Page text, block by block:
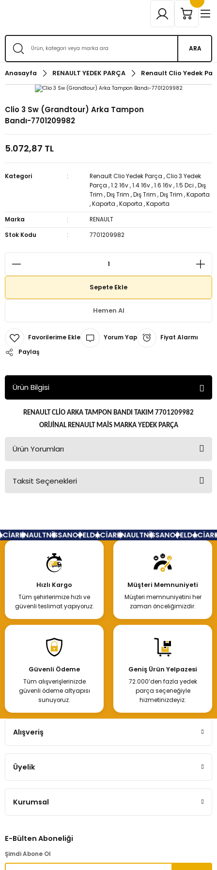
ARA
Anasayfa RENAULT YEDEK PARÇA Renault Clio Yedek
Clio 3 Sw (Grandtour) Arka Tampon
Bandı-7701209982
5.072,87 TL
Kategori Renault Clio Yedek Parça ,Clio 3 Yedek
Parça ,1.2 16v ,1.4 16v ,1.6 16v ,1.5 Dci ,Dış
Trim ,Dış Trim ,Dış Trim ,Dış Trim ,Kaporta
,Kaporta ,Kaporta ,Kaporta
Marka
RENAULT
Stok Kodu
7701209982
Sepete Ekle
Hemen Al
Yorum Yap
Fiyat Alarmı
Paylaş
Ürün Bilgisi
RENAULT CLİO ARKA TAMPON BANDI TAKIM 7701209982
ORİJİNAL RENAULT MAİS MARKA YEDEK PARÇA
Ürün Yorumları
Taksit Seçenekleri
RENAULTNİSSANOPELDACİARENAULTNİSSANOPELDACİA
Hızlı Kargo
Tüm şehirlerimize hızlı ve
güvenli teslimat yapıyoruz.
Müşteri Memnuniyeti
Müşteri memnuniyetini her
zaman önceliğimizdir.
Güvenli Ödeme
Tüm alışverişlerinizde
güvenli ödeme altyapısı
sunuyoruz.
Geniş Ürün Yelpazesi
72.000’den fazla yedek
parça seçeneğiyle
hizmetinizdeyiz.
Alışveriş
Üyelik
Kurumsal
E-Bülten Aboneliği
Şimdi Abone Ol